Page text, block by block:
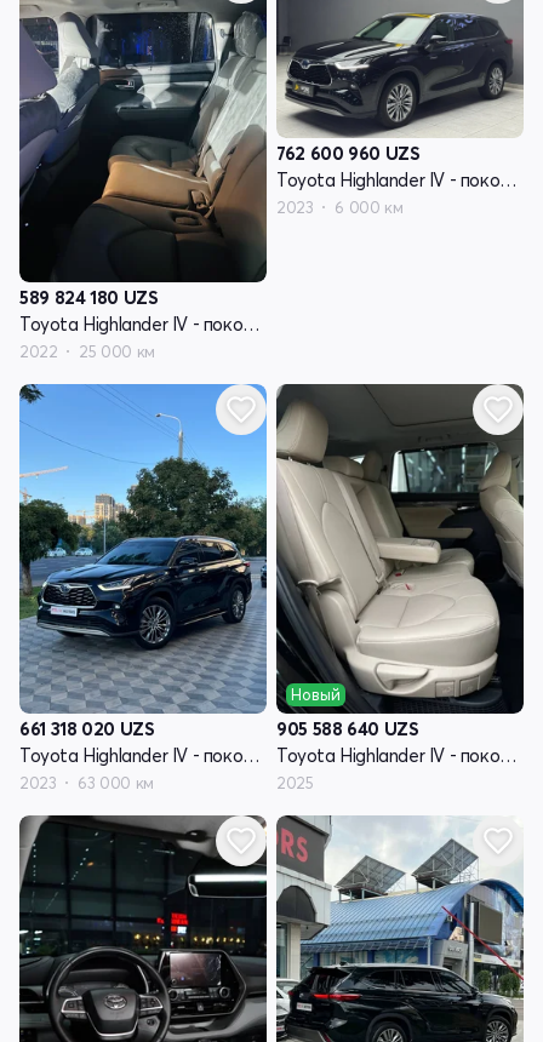
589 824 180 UZS
Toyota Highlander IV - поколение (U70)
2022 25 000 км
762 600 960 UZS
Toyota Highlander IV - поколение (U70)
2023 6 000 км
661 318 020 UZS
Toyota Highlander IV - поколение (U70)
2023 63 000 км
Новый
905 588 640 UZS
Toyota Highlander IV - поколение (U70)
2025